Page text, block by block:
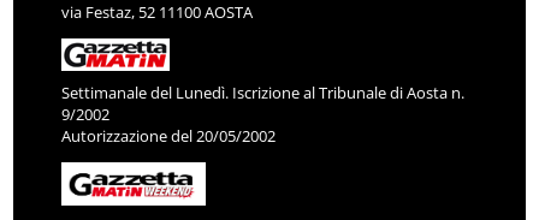
via Festaz, 52 11100 AOSTA
Settimanale del Lunedì. Iscrizione al Tribunale di Aosta n.
9/2002
Autorizzazione del 20/05/2002